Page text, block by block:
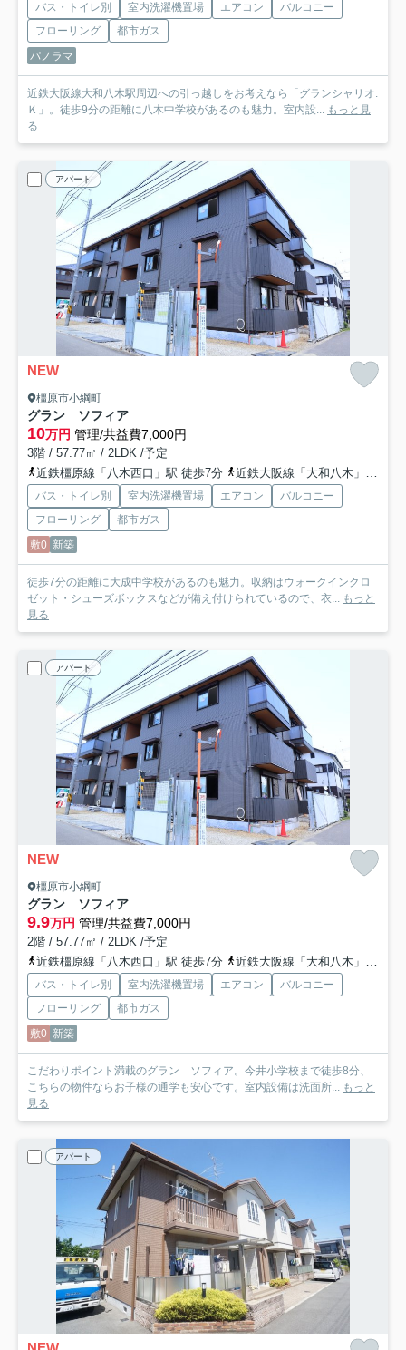
バス・トイレ別 室内洗濯機置場 エアコン
バルコニー
フローリング
都市ガス
パノラマ
近鉄大阪線大和八木駅周辺への引っ越しをお考えなら「グランシャリオ.
Ｋ」。徒歩9分の距離に八木中学校があるのも魅力。室内設... もっと見
る
アパート
NEW
橿原市小綱町
グラン ソフィア
10万円 管理/共益費7,000円
3階 / 57.77㎡ / 2LDK /予定
近鉄橿原線「八木西口」駅 徒歩7分
近鉄大阪線「大和八木」駅 徒歩10分
バス・トイレ別 室内洗濯機置場 エアコン
バルコニー
フローリング
都市ガス
敷0 新築
徒歩7分の距離に大成中学校があるのも魅力。収納はウォークインクロ
ゼット・シューズボックスなどが備え付けられているので、衣... もっと
見る
アパート
NEW
橿原市小綱町
グラン ソフィア
9.9万円 管理/共益費7,000円
2階 / 57.77㎡ / 2LDK /予定
近鉄橿原線「八木西口」駅 徒歩7分
近鉄大阪線「大和八木」駅 徒歩10分
バス・トイレ別 室内洗濯機置場 エアコン
バルコニー
フローリング
都市ガス
敷0 新築
こだわりポイント満載のグラン ソフィア。今井小学校まで徒歩8分、
こちらの物件ならお子様の通学も安心です。室内設備は洗面所... もっと
見る
アパート